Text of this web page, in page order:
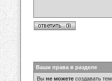
Ваши права в разделе
Вы не можете создавать